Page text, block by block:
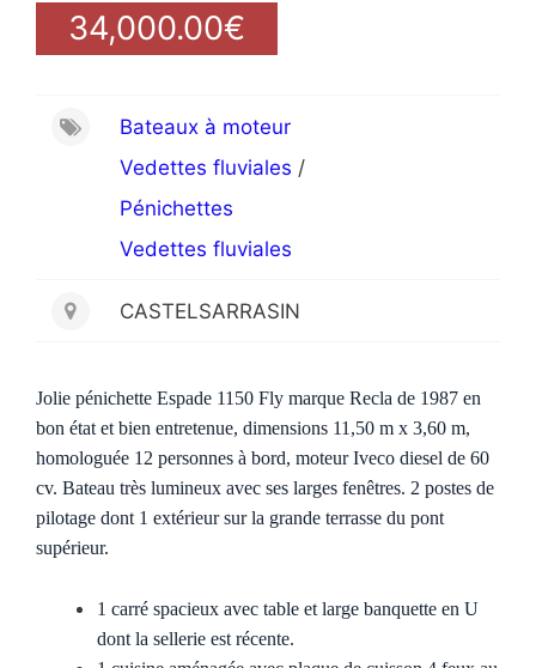
34,000.00€
Bateaux à moteur
Vedettes fluviales /
Pénichettes
Vedettes fluviales
CASTELSARRASIN
Jolie pénichette Espade 1150 Fly marque Recla de 1987 en
bon état et bien entretenue, dimensions 11,50 m x 3,60 m,
homologuée 12 personnes à bord, moteur Iveco diesel de 60
cv. Bateau très lumineux avec ses larges fenêtres. 2 postes de
pilotage dont 1 extérieur sur la grande terrasse du pont
supérieur.
1 carré spacieux avec table et large banquette en U
dont la sellerie est récente.